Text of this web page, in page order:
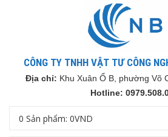
CÔNG TY TNHH VẬT TƯ CÔNG
Địa chỉ: Khu Xuân Ổ B, phường Võ
Hotline:
0 Sản phẩm: 0VND